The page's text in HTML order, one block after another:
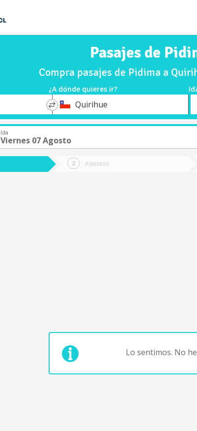
Pasajes de
Compra pasajes de Pidima a
¿A dónde quieres ir?
*
DestinoQuirihue
Ida
Viernes 07 Agosto
Asientos
Lo sentimos. No